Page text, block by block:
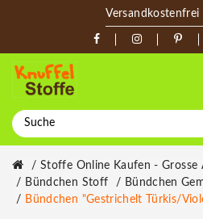
Versandkostenfrei
Stoffe Online Kaufen - Grosse
Bündchen Stoff
Bündchen
Bündchen "Gestrichelt Türkis/